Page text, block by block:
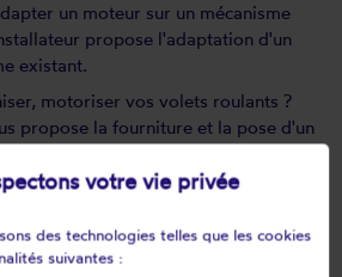
un moteur sur un mécanisme
propose l'adaptation d'un
existant.
motoriser vos volets roulants ?
propose la fourniture et la pose d'un
de volet roulant est cassée
tous vos volets roulants avec
votre vie privée
des technologies telles que les cookies
suivantes :